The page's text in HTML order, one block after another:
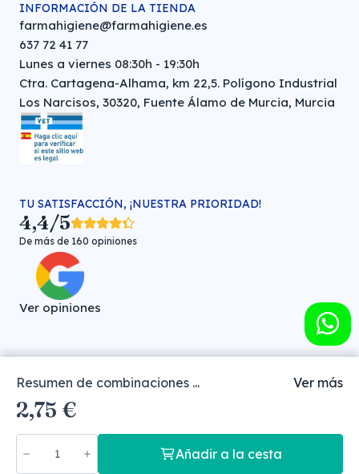
Resumen de combinaciones ... Ver más
2,75 €
Añadir a la cesta
INFORMACIÓN DE LA TIENDA
farmahigiene@farmahigiene.es
637 72 41 77
Lunes a viernes 08:30h - 19:30h
Ctra. Cartagena-Alhama, km 22,5. Polígono Industrial
Los Narcisos, 30320, Fuente Álamo de Murcia, Murcia
TU SATISFACCIÓN, ¡NUESTRA PRIORIDAD!
4,4/5
De más de 160 opiniones
Ver opiniones
Farmacia veterinaria online © FARMA HIGIENE S.L. (CIF: B-
30706451)